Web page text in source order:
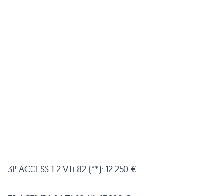
3P ACCESS 1 .2 VTi 82 (**): 12.250 €